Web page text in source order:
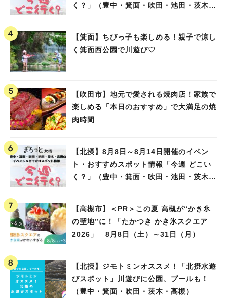
く？」（豊中・箕面・吹田・池田・茨木・
【箕面】ちびっ子も楽しめる！親子で涼し
く箕面西公園で川遊び♡
【吹田市】地元で愛される焼肉店！家族で
楽しめる「本日のおすすめ」で大満足の焼
肉時間
【北摂】8月8日～8月14日開催のイベン
ト・おすすめスポット情報「今週 どこい
く？」（豊中・箕面・吹田・池田・茨木・
【高槻市】＜PR＞この夏 高槻が“かき氷
の聖地”に！「たかつき かき氷スクエア
2026」 8月8日（土）～31日（月）
【北摂】ジモトミンオススメ！「北摂水遊
びスポット」川遊びに公園、プールも！
（豊中・箕面・吹田・茨木・高槻）